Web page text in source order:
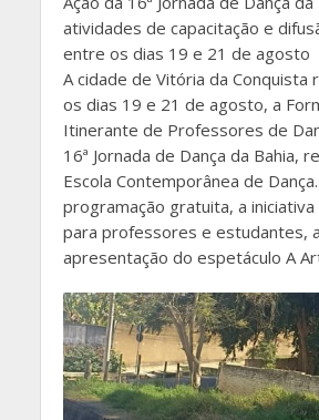
atividades de capacitação e
entre os dias 19 e 21 de agosto
A cidade de Vitória da Conquista
os dias 19 e 21 de agosto, a
Itinerante de Professores de
16ª Jornada de Dança da Bahia,
Escola Contemporânea de
programação gratuita, a
para professores e estudantes,
apresentação do espetáculo A